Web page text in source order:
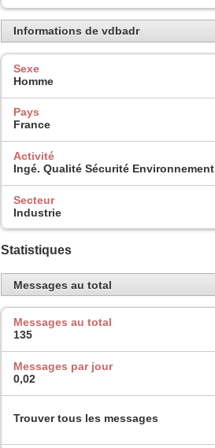
Informations de vdbadr
Sexe
Homme
Pays
France
Activité
Ingé. Qualité Sécurité Environnement
Secteur
Industrie
Statistiques
Messages au total
Messages au total
135
Messages par jour
0,02
Trouver tous les messages